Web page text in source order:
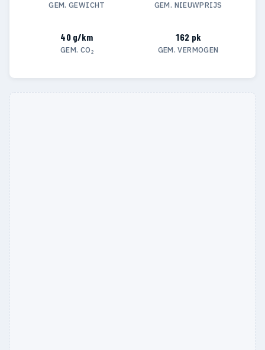
GEM. GEWICHT GEM. NIEUWPRIJS
40 g/km
GEM. CO₂
162 pk
GEM. VERMOGEN